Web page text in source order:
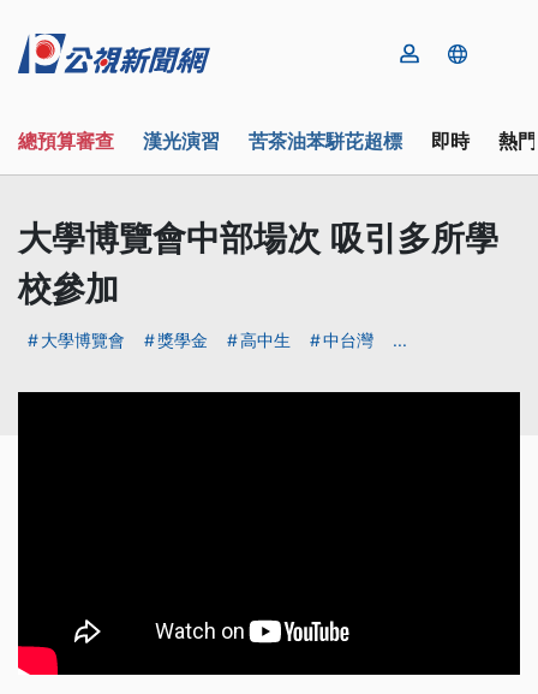
總預算審查 漢光演習 苦茶油苯駢芘超標 即時 熱
大學博覽會中部場次 吸引多所學
校參加
大學博覽會 獎學金 高中生 中台灣 ...